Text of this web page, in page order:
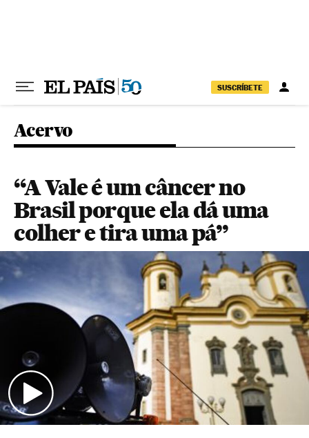
SUSCRÍBETE
Acervo
“A Vale é um câncer no
Brasil porque ela dá uma
colher e tira uma pá”